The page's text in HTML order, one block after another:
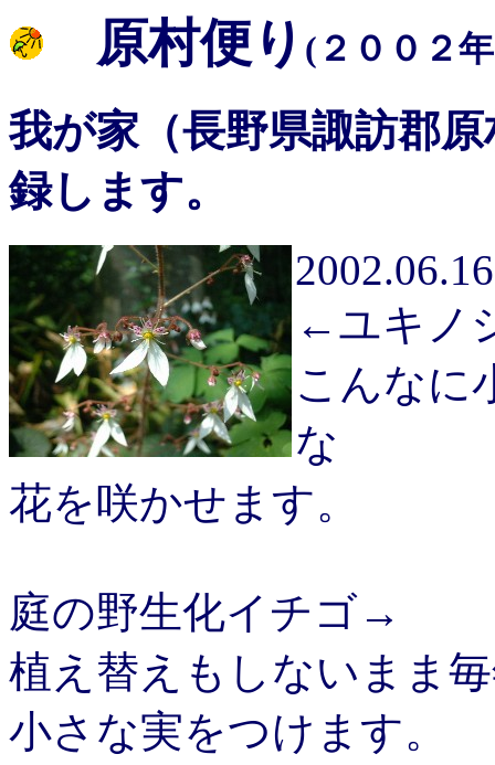
原村便り (２００２
我が家（長野県諏訪郡
録します。
2002.06.16
←ユキノ
こんなに
な
花を咲かせます。
庭の野生化イチゴ→
植え替えもしないまま
小さな実をつけます。